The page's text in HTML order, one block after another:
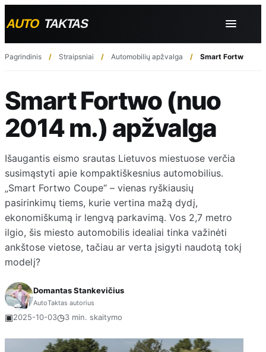
Pagrindinis Straipsniai Automobilių apžvalga Smart Fortwo
Smart Fortwo (nuo
2014 m.) apžvalga
Išaugantis eismo srautas Lietuvos miestuose verčia
susimąstyti apie kompaktiškesnius automobilius.
„Smart Fortwo Coupe“ – vienas ryškiausių
pasirinkimų tiems, kurie vertina mažą dydį,
ekonomiškumą ir lengvą parkavimą. Vos 2,7 metro
ilgio, šis miesto automobilis idealiai tinka važinėti
ankštose vietose, tačiau ar verta įsigyti naudotą tokį
modelį?
Domantas Stankevičius
AutoTaktas autorius
▣2025-10-03◷3 min. skaitymo